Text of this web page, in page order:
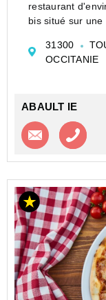
restaurant
bis situé sur
progression,
31300
OCCITANIE
ABAULT IE
Contacter